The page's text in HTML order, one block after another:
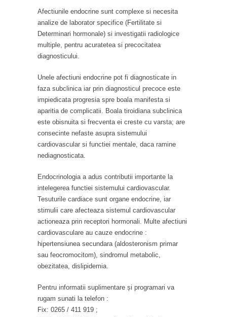
Afectiunile endocrine sunt complexe si necesita
analize de laborator specifice (Fertilitate si
Determinari hormonale) si investigatii radiologice
multiple, pentru acuratetea si precocitatea
diagnosticului.
Unele afectiuni endocrine pot fi diagnosticate in
faza subclinica iar prin diagnosticul precoce este
impiedicata progresia spre boala manifesta si
aparitia de complicatii. Boala tiroidiana subclinica
este obisnuita si frecventa ei creste cu varsta; are
consecinte nefaste asupra sistemului
cardiovascular si functiei mentale, daca ramine
nediagnosticata.
Endocrinologia a adus contributii importante la
intelegerea functiei sistemului cardiovascular.
Tesuturile cardiace sunt organe endocrine, iar
stimulii care afecteaza sistemul cardiovascular
actioneaza prin receptori hormonali. Multe afectiuni
cardiovasculare au cauze endocrine :
hipertensiunea secundara (aldosteronism primar
sau feocromocitom), sindromul metabolic,
obezitatea, dislipidemia.
Pentru informatii suplimentare și programari va
rugam sunati la telefon :
Fix: 0265 / 411 919 ;